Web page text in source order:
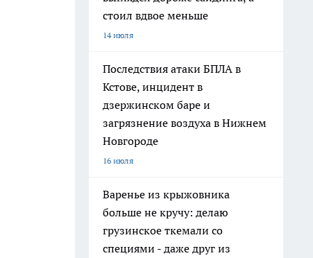
стоил вдвое меньше
14 июля
Последствия атаки БПЛА в
Кстове, инцидент в
дзержинском баре и
загрязнение воздуха в Нижнем
Новгороде
16 июля
Варенье из крыжовника
больше не кручу: делаю
грузинское ткемали со
специями - даже друг из